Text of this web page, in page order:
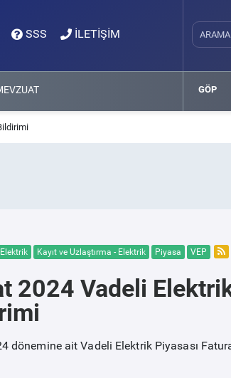
SSS İLETİŞİM
GÖP
Elektrik Kayıt ve Uzlaştırma - Elektrik Piyasa VEP
2024 Vadeli
dönemine ait Vadeli Elektrik Piyasası